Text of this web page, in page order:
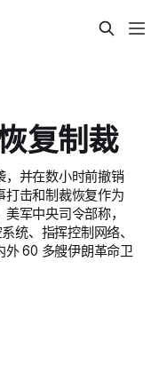
复制裁
，并在数小时前撤销
打击和制裁恢复作为
军中央司令部称，
统、指挥控制网络、
外 60 多艘伊朗革命卫